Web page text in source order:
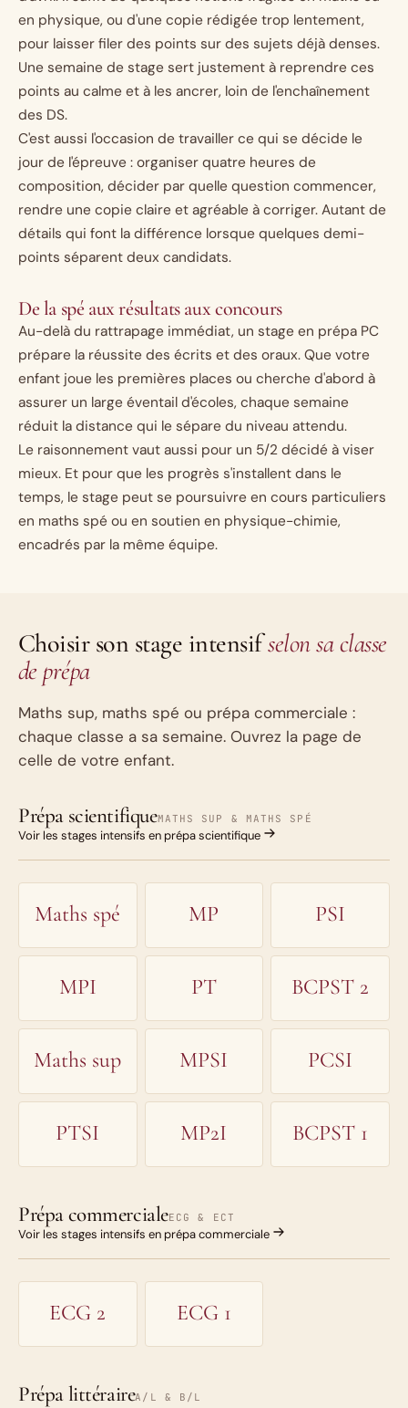
en physique, ou d'une copie rédigée trop lentement,
pour laisser filer des points sur des sujets déjà denses.
Une semaine de stage sert justement à reprendre ces
points au calme et à les ancrer, loin de l'enchaînement
des DS.
C'est aussi l'occasion de travailler ce qui se décide le
jour de l'épreuve : organiser quatre heures de
composition, décider par quelle question commencer,
rendre une copie claire et agréable à corriger. Autant de
détails qui font la différence lorsque quelques demi-
points séparent deux candidats.
De la spé aux résultats aux concours
Au-delà du rattrapage immédiat, un stage en prépa PC
prépare la réussite des écrits et des oraux. Que votre
enfant joue les premières places ou cherche d'abord à
assurer un large éventail d'écoles, chaque semaine
réduit la distance qui le sépare du niveau attendu.
Le raisonnement vaut aussi pour un 5/2 décidé à viser
mieux. Et pour que les progrès s'installent dans le
temps, le stage peut se poursuivre en cours particuliers
en maths spé ou en soutien en physique-chimie,
encadrés par la même équipe.
Choisir son stage intensifselon sa classe
de prépa
Maths sup, maths spé ou prépa commerciale :
chaque classe a sa semaine. Ouvrez la page de
celle de votre enfant.
Prépa scientifiqueMATHS SUP & MATHS SPÉ
Voir les stages intensifs en prépa scientifique
Maths spé MP PSI
MPI PT BCPST 2
Maths sup MPSI PCSI
PTSI MP2I BCPST 1
Prépa commercialeECG & ECT
Voir les stages intensifs en prépa commerciale
ECG 2 ECG 1
Prépa littéraireA/L & B/L